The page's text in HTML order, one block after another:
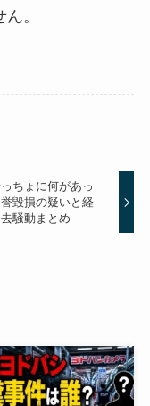
。
ちょに何があっ
毀損の疑いと経
騒動まとめ